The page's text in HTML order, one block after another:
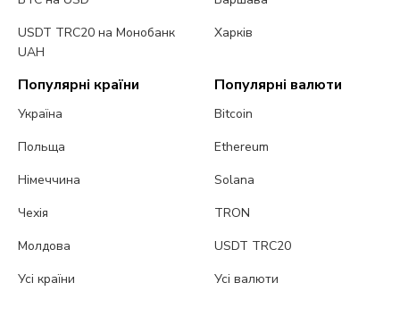
USDT TRC20 на Монобанк
UAH
Харків
Популярні країни
Україна
Польща
Німеччина
Чехія
Молдова
Усі країни
Популярні валюти
Bitcoin
Ethereum
Solana
TRON
USDT TRC20
Усі валюти